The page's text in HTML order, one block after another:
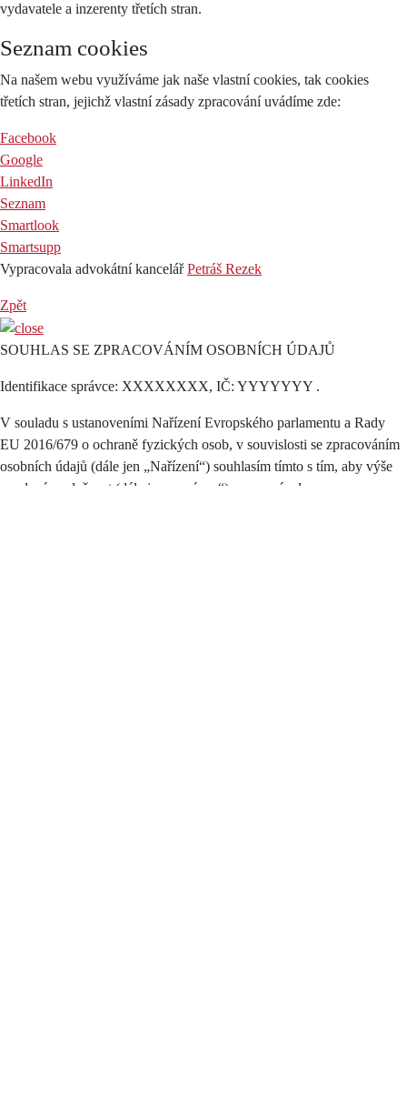
vydavatele a inzerenty třetích stran.
Seznam cookies
Na našem webu využíváme jak naše vlastní cookies, tak cookies
třetích stran, jejichž vlastní zásady zpracování uvádíme zde:
Facebook
Google
LinkedIn
Seznam
Smartlook
Smartsupp
Vypracovala advokátní kancelářPetráš Rezek
Zpět
SOUHLAS SE ZPRACOVÁNÍM OSOBNÍCH ÚDAJŮ
Identifikace správce: XXXXXXXX, IČ: YYYYYYY .
V souladu s ustanoveními Nařízení Evropského parlamentu a Rady
EU 2016/679 o ochraně fyzických osob, v souvislosti se zpracováním
osobních údajů (dále jen „Nařízení“) souhlasím tímto s tím, aby výše
uvedená společnost (dále jen „správce“) zpracovávala mnou